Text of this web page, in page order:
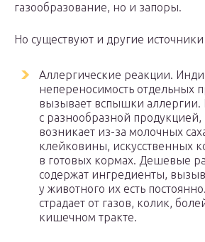
газообразование, но и запоры.
Но существуют и другие
Аллергические реакции.
непереносимость отдельных
вызывает вспышки аллергии.
с разнообразной
возникает из-за молочных
клейковины, искусственных
в готовых кормах. Дешевые
содержат ингредиенты,
у животного их есть
страдает от газов, колик,
кишечном тракте.